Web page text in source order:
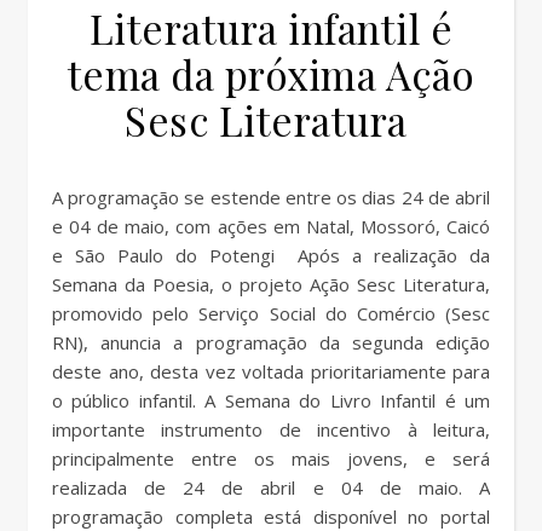
Literatura infantil é
tema da próxima Ação
Sesc Literatura
A programação se estende entre os dias 24 de abril
e 04 de maio, com ações em Natal, Mossoró, Caicó
e São Paulo do Potengi Após a realização da
Semana da Poesia, o projeto Ação Sesc Literatura,
promovido pelo Serviço Social do Comércio (Sesc
RN), anuncia a programação da segunda edição
deste ano, desta vez voltada prioritariamente para
o público infantil. A Semana do Livro Infantil é um
importante instrumento de incentivo à leitura,
principalmente entre os mais jovens, e será
realizada de 24 de abril e 04 de maio. A
programação completa está disponível no portal